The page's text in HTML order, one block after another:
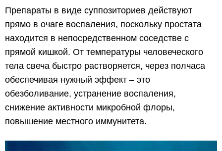
Препараты в виде суппозиториев действуют
прямо в очаге воспаления, поскольку простата
находится в непосредственном соседстве с
прямой кишкой. От температуры человеческого
тела свеча быстро растворяется, через полчаса
обеспечивая нужный эффект – это
обезболивание, устранение воспаления,
снижение активности микробной флоры,
повышение местного иммунитета.